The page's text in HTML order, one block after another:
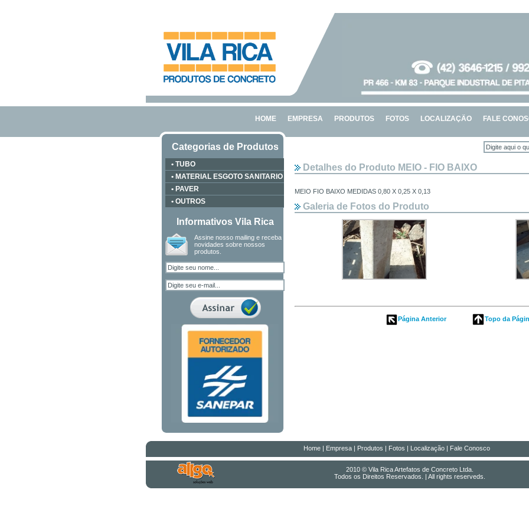
HOME EMPRESA PRODUTOS FOTOS LOCALIZAÇÃO FALE
Categorias de Produtos
• TUBO
• MATERIAL ESGOTO SANITARIO
• PAVER
• OUTROS
Informativos Vila Rica
Assine nosso mailing e receba
novidades sobre nossos
produtos.
Detalhes do Produto MEIO - FIO BAIXO
MEIO FIO BAIXO MEDIDAS 0,80 X 0,25 X 0,13
Galeria de Fotos do Produto
Página Anterior Topo da
Home | Empresa | Produtos | Fotos | Localização | Fale Conosco
2010 © Vila Rica Artefatos de Concreto Ltda.
Todos os Direitos Reservados. | All rights reserveds.